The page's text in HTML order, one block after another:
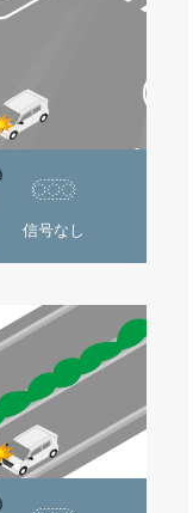
信号なし